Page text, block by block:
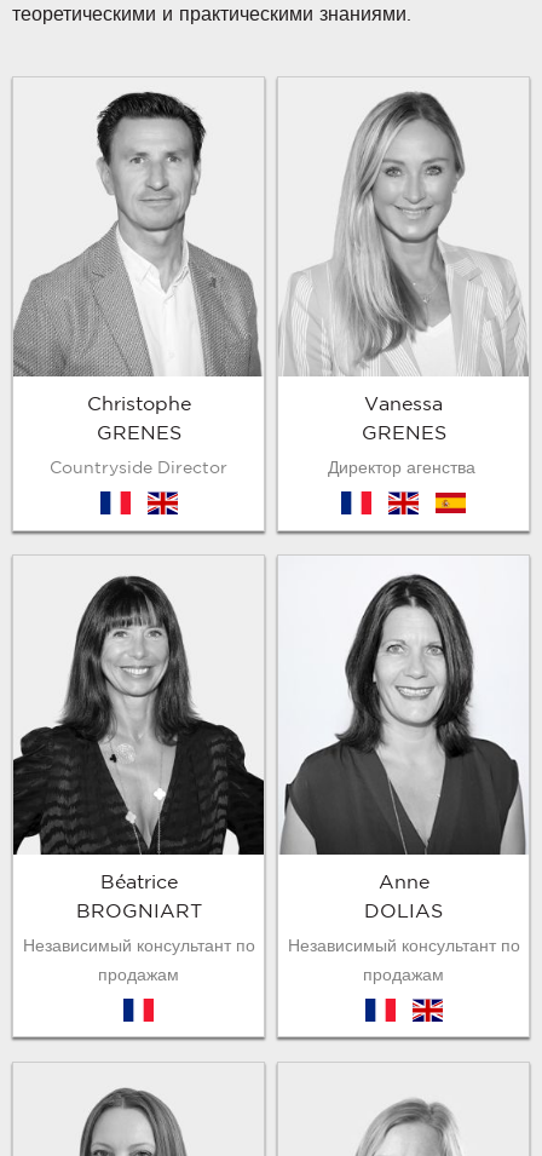
теоретическими и практическими знаниями.
Christophe
GRENES
Countryside Director
en
Vanessa
GRENES
Директор агенства
en es
Béatrice
BROGNIART
Независимый консультант по
продажам
Anne
DOLIAS
Независимый консультант по
продажам
en